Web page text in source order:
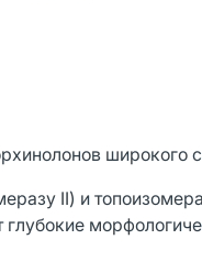
широкого
II) и